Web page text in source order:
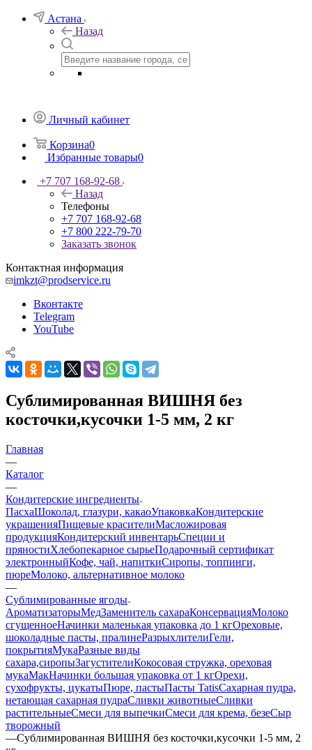
Астана
Назад
Личный кабинет
Корзина0
Избранные товары0
+7 707 168-92-68
Назад
Телефоны
+7 707 168-92-68
+7 800 222-79-70
Заказать звонок
Контактная информация
imkzt@prodservice.ru
Вконтакте
Telegram
YouTube
Сублимированная ВИШНЯ без
косточки,кусочки 1-5 мм, 2 кг
Главная
—
Каталог
—
Кондитерские ингредиенты
ПасхаШоколад, глазури, какаоУпаковкаКондитерские
украшенияПищевые красителиМасложировая
продукцияКондитерский инвентарьСпеции и
пряностиХлебопекарное сырьеПодарочный сертификат
электронныйКофе, чай, напиткиСиропы, топпинги,
пюреМолоко, альтернативное молоко
—
Сублимированные ягоды
АроматизаторыМедЗаменитель сахараКонсервацияМолоко
сгущенноеНачинки маленькая упаковка до 1 кгОреховые,
шоколадные пасты, пралинеРазрыхлителиГели,
покрытияМукаРазные виды
сахара,сиропыЗагустителиКокосовая стружка, ореховая
мукаМакНачинки большая упаковка от 1 кгОрехи,
сухофрукты, цукатыПюре, пастыПасты TatisСахарная пудра,
нетающая сахарная пудраСливки животныеСливки
растительныеСмеси для выпечкиСмеси для крема, безеСыр
творожный
—Сублимированная ВИШНЯ без косточки,кусочки 1-5 мм, 2